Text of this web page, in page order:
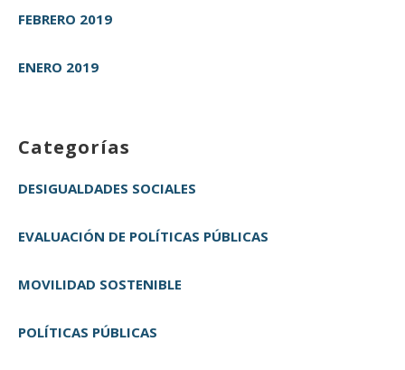
FEBRERO 2019
ENERO 2019
Categorías
DESIGUALDADES SOCIALES
EVALUACIÓN DE POLÍTICAS PÚBLICAS
MOVILIDAD SOSTENIBLE
POLÍTICAS PÚBLICAS